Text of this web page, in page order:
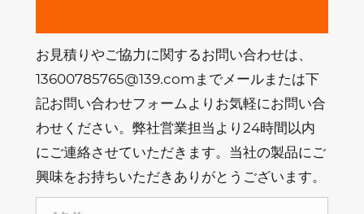
お見積りやご協力に関するお問い合わせは、
13600785765@139.comまでメールまたは下
記お問い合わせフォームよりお気軽にお問い合
わせください。弊社営業担当より24時間以内
にご連絡させていただきます。当社の製品にご
興味をお持ちいただきありがとうございます。